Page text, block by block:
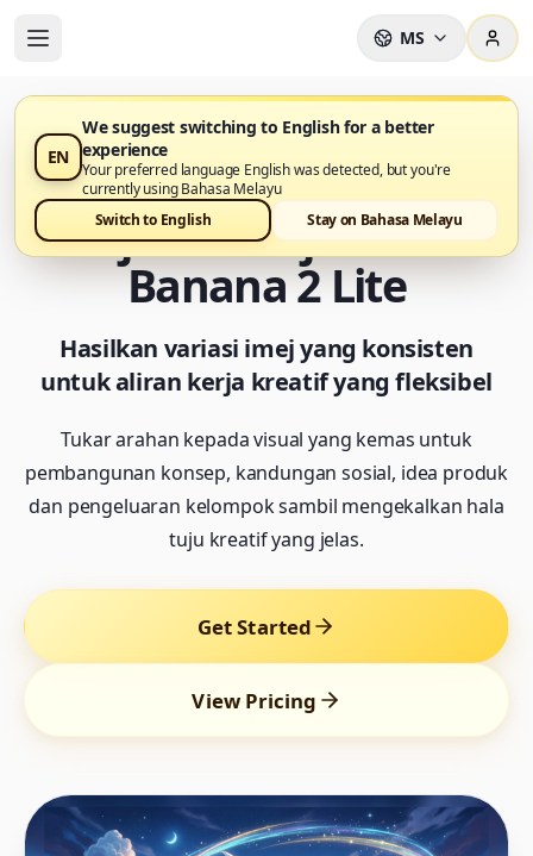
MS
EN
We suggest switching to English for a better
experience
Your preferred language English was detected, but you're
currently using Bahasa Melayu
Switch to English
Stay on Bahasa Melayu
Nano Banana 2 Lite kini tersedia di Nano Banana Pro
Penjana Imej AI Nano
Banana 2 Lite
Hasilkan variasi imej yang konsisten
untuk aliran kerja kreatif yang fleksibel
Tukar arahan kepada visual yang kemas untuk
pembangunan konsep, kandungan sosial, idea produk
dan pengeluaran kelompok sambil mengekalkan hala
tuju kreatif yang jelas.
Get Started
View Pricing